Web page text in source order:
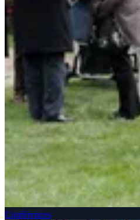
Conférences